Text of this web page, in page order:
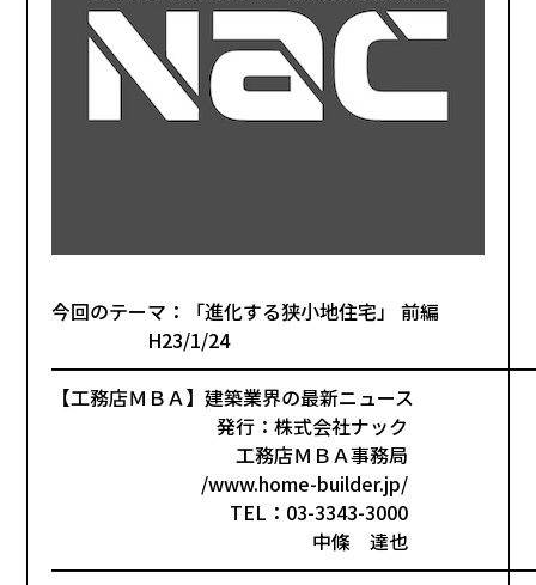
今回のテーマ：「進化する狭小地住宅」 前編
H23/1/24
【工務店ＭＢＡ】建築業界の最新ニュース
発行：株式会社ナック
工務店ＭＢＡ事務局
/www.home-builder.jp/
TEL：03-3343-3000
中條 達也